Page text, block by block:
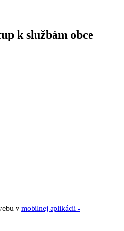
k službám obce
v mobilnej aplikácii -